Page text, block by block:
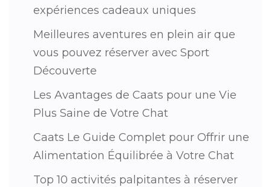
expériences cadeaux uniques
Meilleures aventures en plein air que
vous pouvez réserver avec Sport
Découverte
Les Avantages de Caats pour une Vie
Plus Saine de Votre Chat
Caats Le Guide Complet pour Offrir une
Alimentation Équilibrée à Votre Chat
Top 10 activités palpitantes à réserver